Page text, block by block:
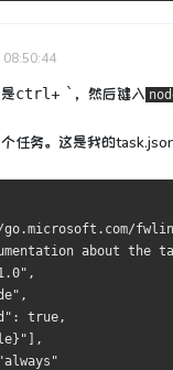
08:50:44
ctrl+ ` ，然后键入
任务。 这是我的
about the
true,